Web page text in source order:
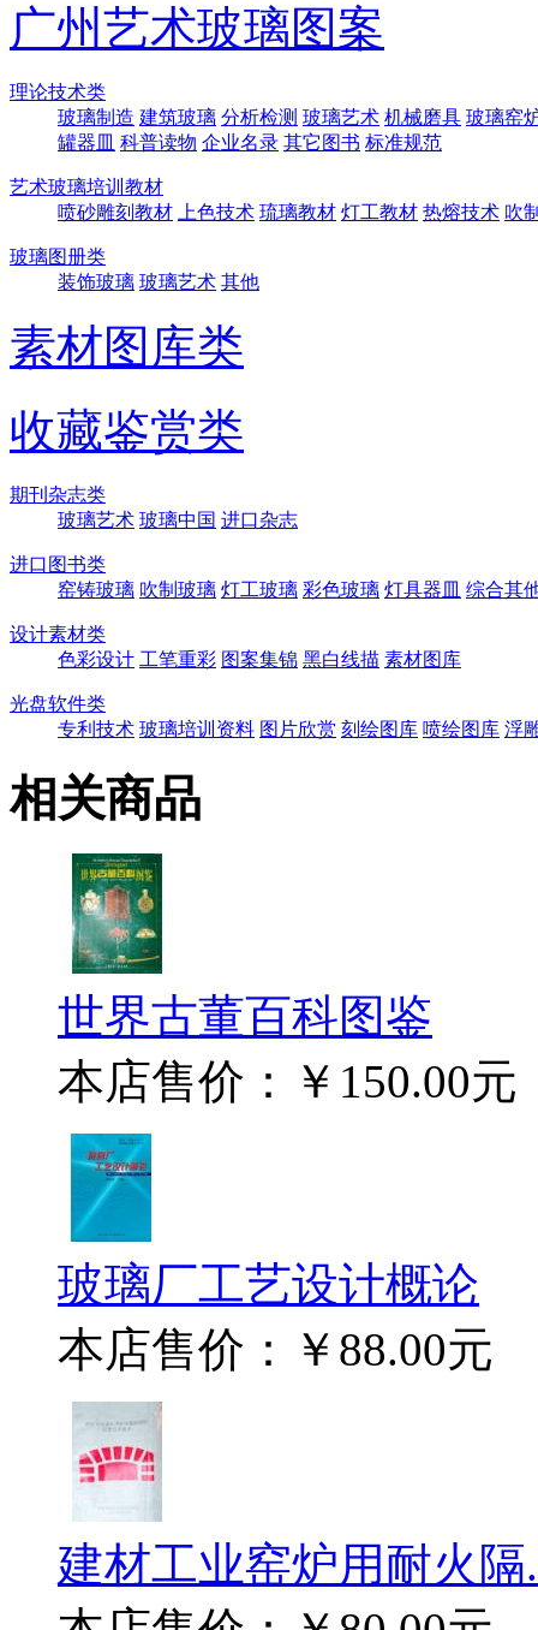
广州艺术玻璃图案
理论技术类
玻璃制造 建筑玻璃 分析检测 玻璃艺术 机械磨具 玻璃窑
罐器皿 科普读物 企业名录 其它图书 标准规范
艺术玻璃培训教材
喷砂雕刻教材
上色技术 琉璃教材 灯工教材 热熔技术 吹
玻璃图册类
装饰玻璃 玻璃艺术 其他
素材图库类
收藏鉴赏类
期刊杂志类
玻璃艺术 玻璃中国 进口杂志
进口图书类
窑铸玻璃 吹制玻璃 灯工玻璃 彩色玻璃 灯具器皿 综合其
设计素材类
色彩设计 工笔重彩 图案集锦 黑白线描 素材图库
光盘软件类
专利技术 玻璃培训资料 图片欣赏 刻绘图库 喷绘图库 浮
相关商品
世界古董百科图鉴
本店售价：
￥150.00元
玻璃厂工艺设计概论
本店售价：
￥88.00元
建材工业窑炉用耐火隔